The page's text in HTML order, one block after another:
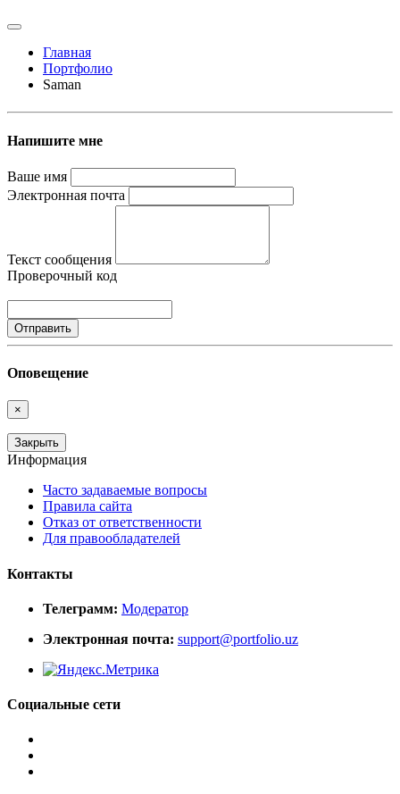
Главная
Портфолио
Saman
Напишите мне
Ваше имя
Электронная почта
Текст сообщения
Проверочный код
Отправить
Оповещение
×
Закрыть
Информация
Часто задаваемые вопросы
Правила сайта
Отказ от ответственности
Для правообладателей
Контакты
Телеграмм: Модератор
Электронная почта: support@portfolio.uz
Социальные сети